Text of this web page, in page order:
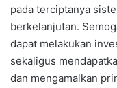
pada terciptanya
berkelanjutan.
dapat melakukan
sekaligus
dan mengamalkan